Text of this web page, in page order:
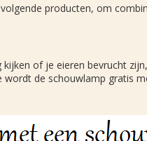
producten, om
of je eieren bevrucht
de schouwlamp gratis